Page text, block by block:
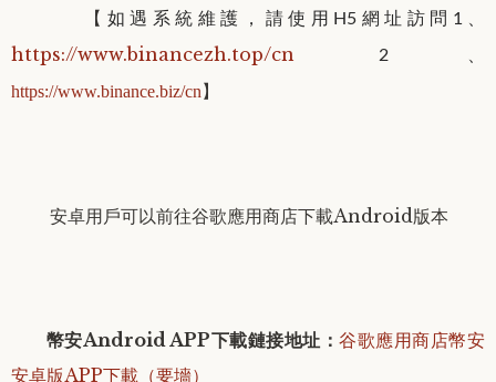
【 如遇系統維護，請使用H5網址訪問 1、
https://www.binancezh.top/cn 2、
https://www.binance.biz/cn】
安卓用戶可以前往谷歌應用商店下載Android版本
幣安Android APP下載鏈接地址 ：谷歌應用商店幣安
安卓版APP下載（要墻）